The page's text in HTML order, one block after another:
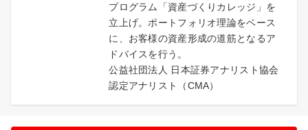
プログラム「資産づくりカレッジ」を
立上げ。ポートフォリオ理論をベース
に、お客様の資産形成の道筋となるア
ドバイスを行う。
公益社団法人 日本証券アナリスト協会
認定アナリスト（CMA）